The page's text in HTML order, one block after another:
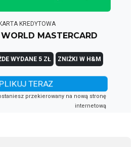
KARTA KREDYTOWA
MASTERCARD
WYDANE 5 ZŁ ZNIŻKI W H&M
TERAZ
przekierowany na nową stronę
internetową